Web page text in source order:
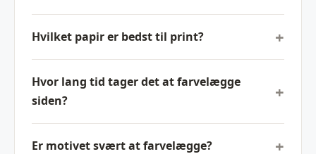
Hvilket papir er bedst til print?
Hvor lang tid tager det at farvelægge
siden?
Er motivet svært at farvelægge?